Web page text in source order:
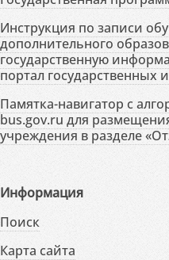
Инструкция по записи
дополнительного
государственную
портал государственных
Памятка-навигатор с
bus.gov.ru для
учреждения в разделе
Информация
Поиск
Карта сайта